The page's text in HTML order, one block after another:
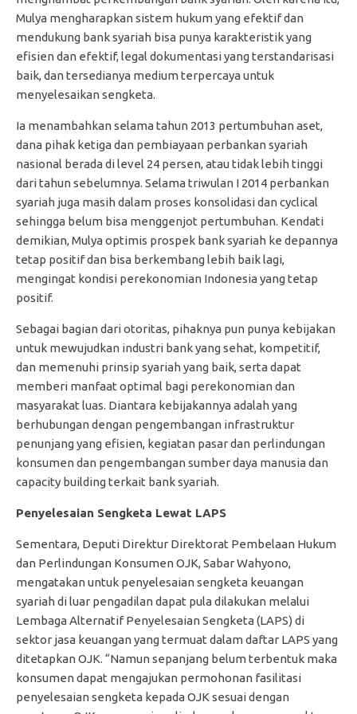
Mulya mengharapkan sistem hukum yang efektif dan
mendukung bank syariah bisa punya karakteristik yang
efisien dan efektif, legal dokumentasi yang terstandarisasi
baik, dan tersedianya medium terpercaya untuk
menyelesaikan sengketa.
Ia menambahkan selama tahun 2013 pertumbuhan aset,
dana pihak ketiga dan pembiayaan perbankan syariah
nasional berada di level 24 persen, atau tidak lebih tinggi
dari tahun sebelumnya. Selama triwulan I 2014 perbankan
syariah juga masih dalam proses konsolidasi dan cyclical
sehingga belum bisa menggenjot pertumbuhan. Kendati
demikian, Mulya optimis prospek bank syariah ke depannya
tetap positif dan bisa berkembang lebih baik lagi,
mengingat kondisi perekonomian Indonesia yang tetap
positif.
Sebagai bagian dari otoritas, pihaknya pun punya kebijakan
untuk mewujudkan industri bank yang sehat, kompetitif,
dan memenuhi prinsip syariah yang baik, serta dapat
memberi manfaat optimal bagi perekonomian dan
masyarakat luas. Diantara kebijakannya adalah yang
berhubungan dengan pengembangan infrastruktur
penunjang yang efisien, kegiatan pasar dan perlindungan
konsumen dan pengembangan sumber daya manusia dan
capacity building terkait bank syariah.
Penyelesaian Sengketa Lewat LAPS
Sementara, Deputi Direktur Direktorat Pembelaan Hukum
dan Perlindungan Konsumen OJK, Sabar Wahyono,
mengatakan untuk penyelesaian sengketa keuangan
syariah di luar pengadilan dapat pula dilakukan melalui
Lembaga Alternatif Penyelesaian Sengketa (LAPS) di
sektor jasa keuangan yang termuat dalam daftar LAPS yang
ditetapkan OJK. “Namun sepanjang belum terbentuk maka
konsumen dapat mengajukan permohonan fasilitasi
penyelesaian sengketa kepada OJK sesuai dengan